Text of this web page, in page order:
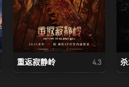
重返寂静岭 4.3